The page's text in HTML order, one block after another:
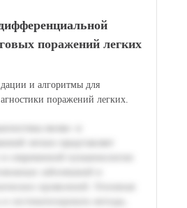
поражений легких
и алгоритмы для
поражений легких.